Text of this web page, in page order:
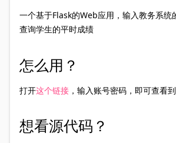
一个基于Flask的Web应用，输入教务系统
查询学生的平时成绩
怎么用？
打开这个链接，输入账号密码，即可查看
想看源代码？